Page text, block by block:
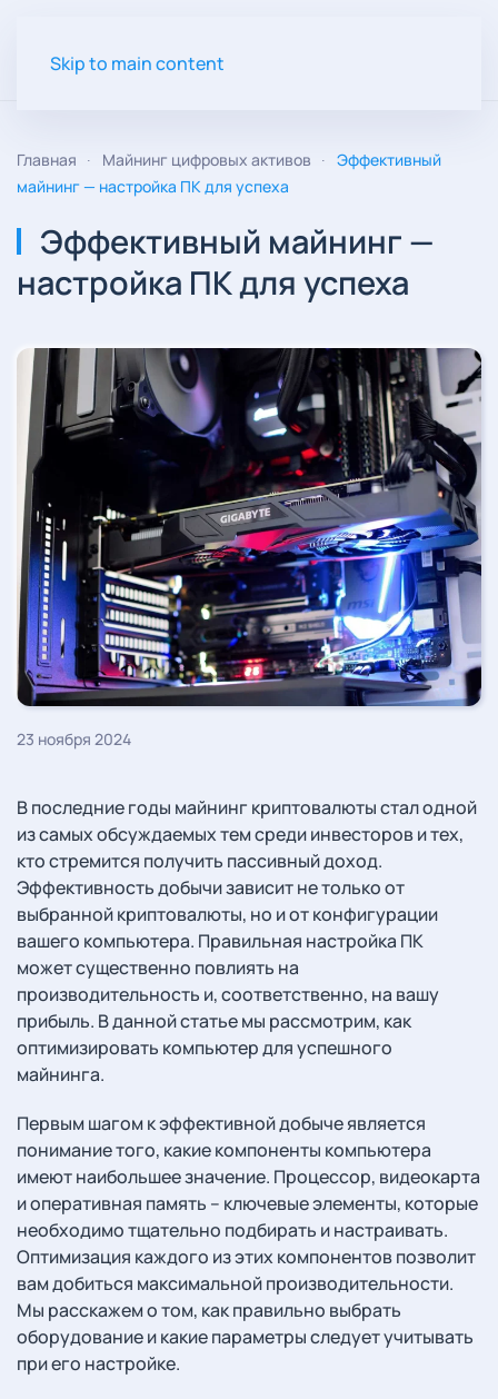
Skip to main content
Главная Майнинг цифровых активов
Эффективный
майнинг — настройка ПК для успеха
Эффективный майнинг —
настройка ПК для успеха
23 ноября 2024
В последние годы майнинг криптовалюты стал одной
из самых обсуждаемых тем среди инвесторов и тех,
кто стремится получить пассивный доход.
Эффективность добычи зависит не только от
выбранной криптовалюты, но и от конфигурации
вашего компьютера. Правильная настройка ПК
может существенно повлиять на
производительность и, соответственно, на вашу
прибыль. В данной статье мы рассмотрим, как
оптимизировать компьютер для успешного
майнинга.
Первым шагом к эффективной добыче является
понимание того, какие компоненты компьютера
имеют наибольшее значение. Процессор, видеокарта
и оперативная память – ключевые элементы, которые
необходимо тщательно подбирать и настраивать.
Оптимизация каждого из этих компонентов позволит
вам добиться максимальной производительности.
Мы расскажем о том, как правильно выбрать
оборудование и какие параметры следует учитывать
при его настройке.